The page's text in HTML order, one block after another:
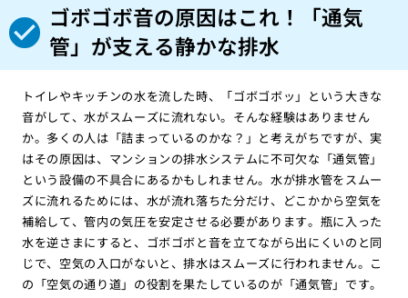
ゴボゴボ音の原因はこれ！「通気
管」が支える静かな排水
トイレやキッチンの水を流した時、「ゴボゴボッ」という大きな
音がして、水がスムーズに流れない。そんな経験はありません
か。多くの人は「詰まっているのかな？」と考えがちですが、実
はその原因は、マンションの排水システムに不可欠な「通気管」
という設備の不具合にあるかもしれません。水が排水管をスムー
ズに流れるためには、水が流れ落ちた分だけ、どこかから空気を
補給して、管内の気圧を安定させる必要があります。瓶に入った
水を逆さまにすると、ゴボゴボと音を立てながら出にくいのと同
じで、空気の入口がないと、排水はスムーズに行われません。こ
の「空気の通り道」の役割を果たしているのが「通気管」です。